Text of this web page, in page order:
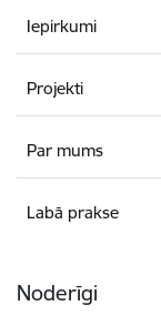
Iepirkumi
Projekti
Par mums
Labā prakse
Noderīgi